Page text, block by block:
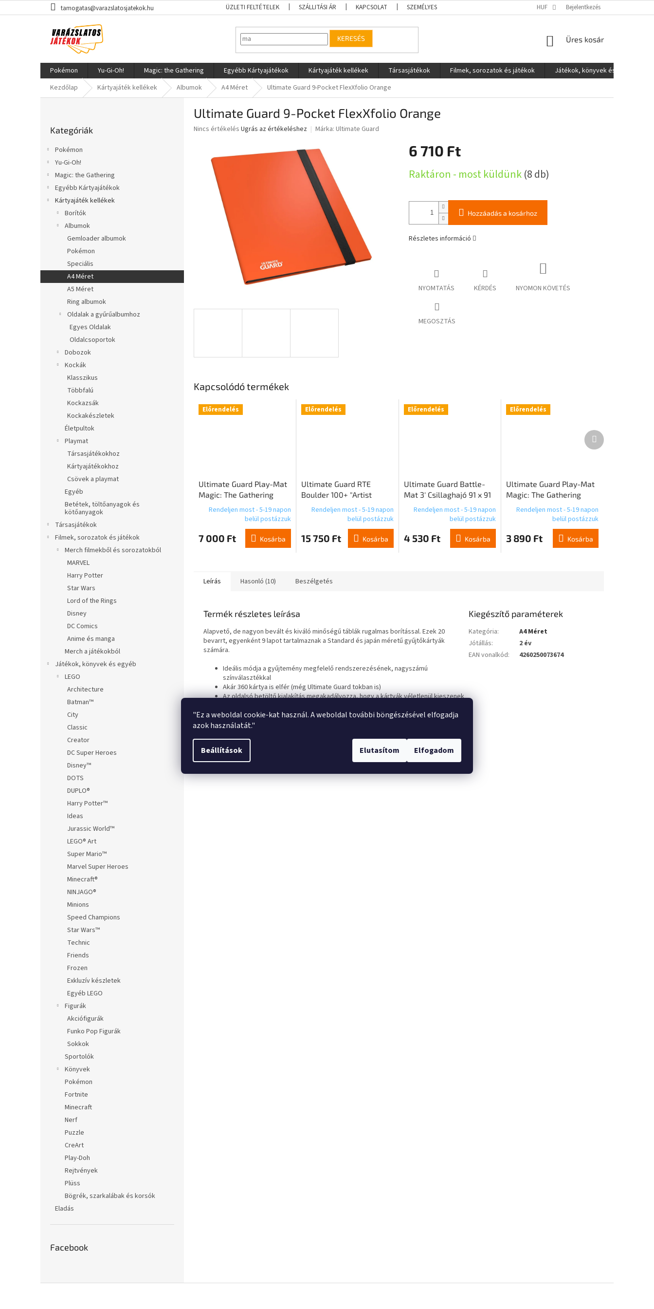
"Ez a weboldal cookie-kat használ. A weboldal további böngészésével elfogadja
azok használatát."
Beállítások Elutasítom Elfogadom
a
tamogatas@varazslatosjatekok.hu ÜZLETI FELTÉTELEK SZÁLLITÁSI ÁR KAPCSOLAT SZEMÉLYES ADATOK VÉDELME HUF Bejelentkezés
KERESÉS KOSÁR
Üres kosár
Pokémon Yu-Gi-Oh! Magic: the Gathering Egyébb Kártyajátékok Kártyajáték kellékek Társasjátékok Filmek, sorozatok és játékok
Játékok, könyvek és egyéb
Kezdőlap
Kártyajáték kellékek Albumok A4 Méret Ultimate Guard 9-Pocket FlexXfolio Orange
átugrása
Kategóriák
Pokémon
Yu-Gi-Oh!
Magic: the Gathering
Egyébb Kártyajátékok
Kártyajáték kellékek
Borítók
Albumok
Gemloader albumok
Pokémon
Speciális
A4 Méret
A5 Méret
Ring albumok
Oldalak a gyűrűalbumhoz
Egyes Oldalak
Oldalcsoportok
Dobozok
Kockák
Klasszikus
Többfalú
Kockazsák
Kockakészletek
Életpultok
Playmat
Társasjátékokhoz
Kártyajátékokhoz
Csövek a playmat
Egyéb
Betétek, töltőanyagok és
kötőanyagok
Társasjátékok
Filmek, sorozatok és játékok
Merch filmekből és sorozatokból
MARVEL
Harry Potter
Star Wars
Lord of the Rings
Disney
DC Comics
Anime és manga
Merch a játékokból
Játékok, könyvek és egyéb
LEGO
Architecture
Batman™
City
Classic
Creator
DC Super Heroes
Disney™
DOTS
DUPLO®
Harry Potter™
Ideas
Jurassic World™
LEGO® Art
Super Mario™
Marvel Super Heroes
Minecraft®
NINJAGO®
Minions
Speed Champions
Star Wars™
Technic
Friends
Frozen
Exkluzív készletek
Egyéb LEGO
Figurák
Akciófigurák
Funko Pop Figurák
Sokkok
Sportolók
Könyvek
Pokémon
Fortnite
Minecraft
Nerf
Puzzle
CreArt
Play-Doh
Rejtvények
Plüss
Bögrék, szarkalábak és korsók
Eladás
Facebook
Ultimate Guard 9-Pocket FlexXfolio Orange
A
értékelése
Nincs értékelés Ugrás az értékeléshez Márka: Ultimate Guard
6 710 Ft
Raktáron - most küldünk(8 db)
Hozzáadás a kosárhoz
Részletes információ
NYOMTATÁS KÉRDÉS NYOMON KÖVETÉS
MEGOSZTÁS
Kapcsolódó termékek
Előrendelés
Ultimate Guard Play-Mat
Magic: The Gathering
"Lorwyn Eclipsed" - Black
Common 2
Rendeljen most - 5-19 napon
belül postázzuk
7 000 Ft Kosárba
Előrendelés
Ultimate Guard RTE
Boulder 100+ "Artist
Edition #3 Dominik
Mayer" Duo-Pack
Rendeljen most - 5-19 napon
belül postázzuk
15 750 Ft Kosárba
Előrendelés
Ultimate Guard Battle-
Mat 3' Csillaghajó 91 x 91
Rendeljen most - 5-19 napon
belül postázzuk
4 530 Ft Kosárba
Előrendelés
Ultimate Guard Play-Mat
Magic: The Gathering
Design 04
Rendeljen most - 5-19 napon
belül postázzuk
3 890 Ft Kosárba
Következő
termék
Leírás Hasonló (10) Beszélgetés
Termék részletes leírása
Alapvető, de nagyon bevált és kiváló minőségű táblák rugalmas borítással. Ezek 20
bevarrt, egyenként 9 lapot tartalmaznak a Standard és japán méretű gyűjtőkártyák
számára.
Ideális módja a gyűjtemény megfelelő rendszerezésének, nagyszámú
színválasztékkal
Akár 360 kártya is elfér (még Ultimate Guard tokban is)
Az oldalsó betöltő kialakítás megakadályozza, hogy a kártyák véletlenül kieszenek
20 lap 9 fiches, archiválásra alkalmas, savmentes, PVC-mentes anyagból készült
A rugalmas szalag megakadályozza a mappák véletlen kinyitását
Kiegészítő paraméterek
Kategória:
A4 Méret
Jótállás:
2 év
EAN vonalkód: 4260250073674